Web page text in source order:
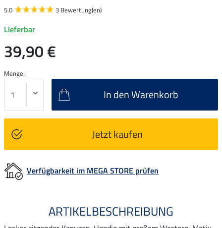
5.0 3 Bewertung(en)
Lieferbar
39,90 €
Menge:
In den Warenkorb
Jetzt kaufen
Verfügbarkeit im MEGA STORE prüfen
ARTIKELBESCHREIBUNG